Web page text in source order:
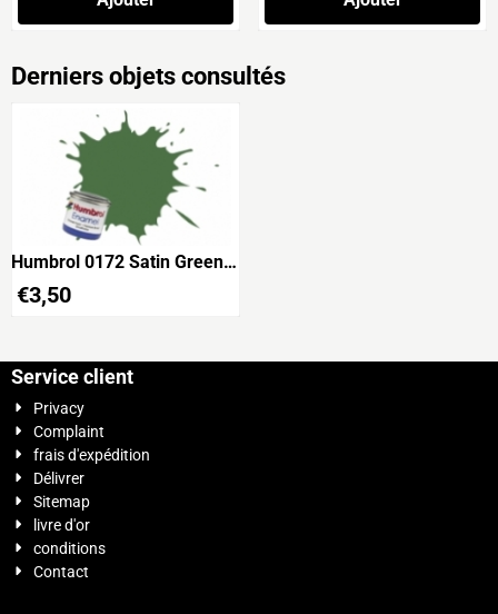
Derniers objets consultés
Humbrol 0172 Satin Green
14ml
€3,50
Service client
Privacy
Complaint
frais d'expédition
Délivrer
Sitemap
livre d'or
conditions
Contact